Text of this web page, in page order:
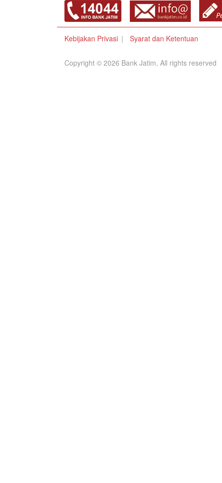
Kebijakan Privasi Syarat dan Ketentuan
Copyright © 2026 Bank Jatim, All rights reserved